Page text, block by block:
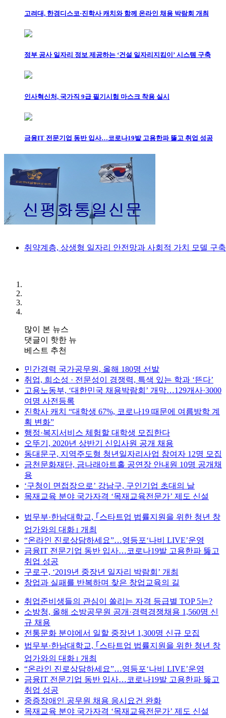
고려대, 한경디스코·진학사 캐치와 함께 온라인 채용 박람회 개최
정부 공사 일자리 정보 제공하는 ‘건설 일자리지킴이’ 시스템 구축
인사혁신처, 국가직 9급 필기시험 마스크 착용 실시
금융IT 전문기업 동반 입사…코로나19발 고용한파 뚫고 취업 성공
취약계층, 상생형 일자리 안전망과 사회적 가치 모델 구축
많이 본 뉴스
댓글이 핫한 뉴
베스트 추천
민간경력 국가공무원, 올해 180명 선발
취업, 희소성 · 전문성이 경쟁력, 특색 있는 학과 ‘뜬다’
고용노동부, ‘대한민국 채용박람회’ 개막…129개사·3000
여명 사전등록
진학사 캐치 “대학생 67%, 코로나19 때문에 여름방학 계
획 변화”
행정·복지서비스 체험할 대학생 모집한다
오뚜기, 2020년 상반기 신입사원 공개 채용
동대문구, 지역주도형 청년일자리사업 참여자 12명 모집
금천문화재단, 금나래아트홀 공연장 안내원 10명 공개채
용
‘구청이 면접장으로’ 강남구, 구인기업 초대의 날
목재교육 분야 국가자격 ‘목재교육전문가’ 제도 신설
법무부·한남대학교, ｢스타트업 법률지원을 위한 청년 창
업가와의 대화｣ 개최
“온라인 진로상담하세요”…영등포‘나비 LIVE’운영
금융IT 전문기업 동반 입사…코로나19발 고용한파 뚫고
취업 성공
구로구, ‘2019년 중장년 일자리 박람회’ 개최
창업과 실패를 반복하며 찾은 창업교육의 길
취업준비생들의 관심이 쏠리는 자격 등급별 TOP 5는?
소방청, 올해 소방공무원 공개·경력경쟁채용 1,560명 신
규 채용
전통문화 분야에서 일할 중장년 1,300명 신규 모집
법무부·한남대학교, ｢스타트업 법률지원을 위한 청년 창
업가와의 대화｣ 개최
“온라인 진로상담하세요”…영등포‘나비 LIVE’운영
금융IT 전문기업 동반 입사…코로나19발 고용한파 뚫고
취업 성공
중증장애인 공무원 채용 응시요건 완화
목재교육 분야 국가자격 ‘목재교육전문가’ 제도 신설